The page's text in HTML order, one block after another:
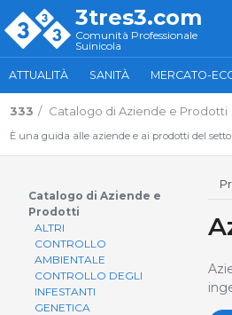
3tres3.com
Comunità Professionale
Suinicola
ATTUALITÀ SANITÀ MERCATO-
333 Catalogo di Aziende e Prodotti
È una guida alle aziende e ai prodotti del
Catalogo di Aziende e
Prodotti
ALTRI
CONTROLLO
AMBIENTALE
CONTROLLO DEGLI
INFESTANTI
GENETICA